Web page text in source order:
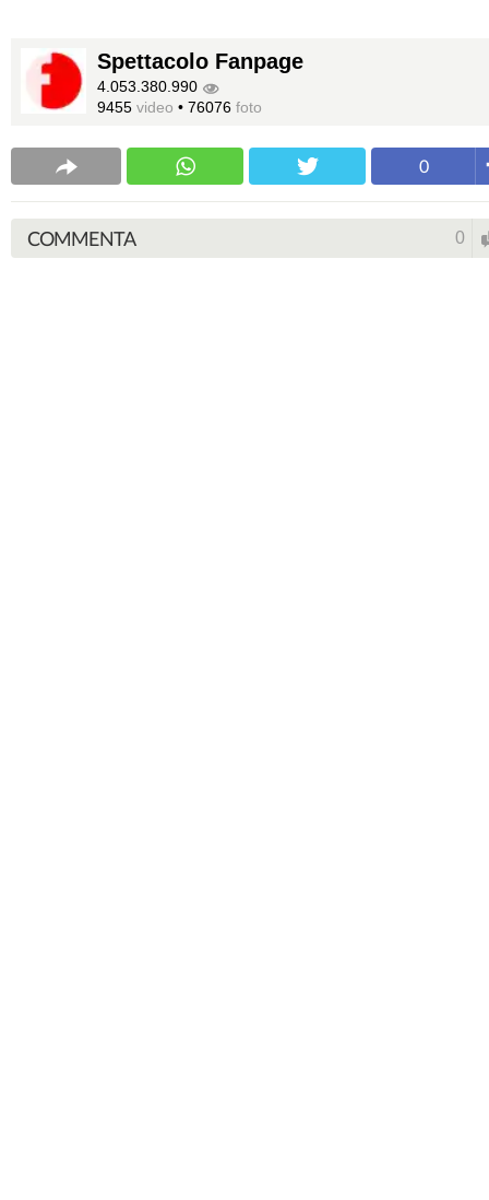
Spettacolo Fanpage
4.053.380.990
9455 video • 76076 foto
0
COMMENTA 0